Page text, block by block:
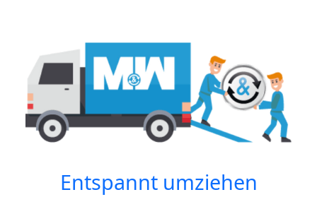
Entspannt umziehen